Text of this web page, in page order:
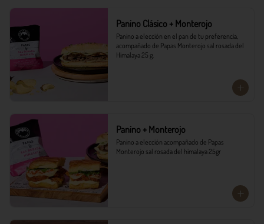
Panino Clásico + Monterojo
Panino a elección en el pan de tu preferencia,
acompañado de Papas Monterojo sal rosada del
Himalaya 25 g.
Panino + Monterojo
Panino a elección acompañado de Papas
Monterojo sal rosada del himalaya 25gr